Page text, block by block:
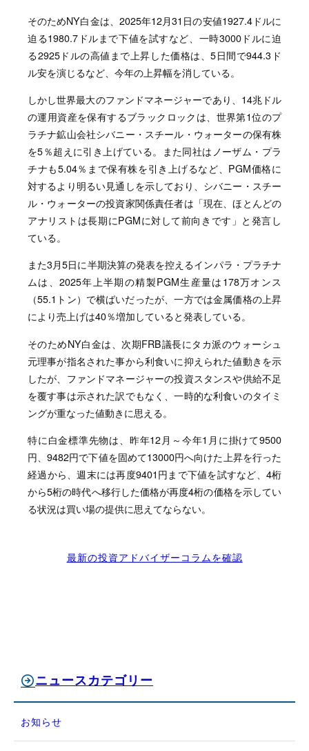
そのためNY白金は、2025年12月31日の安値1927.4ドルに
迫る1980.7ドルまで下値を試すなど、一時3000ドルに迫
る2925ドルの高値まで上昇した価格は、5日間で944.3ド
ル安を演じるなど、今年の上昇幅を消している。
しかし世界最大のファンドマネージャーであり、14兆ドル
の運用資産を保有するブラックロックは、世界第1位のプ
ラチナ鉱山会社シバニー・スチール・ウォーターの保有株
を5％超えに引き上げている。また同社はノーザム・プラ
チナも5.04％まで保有株を引き上げるなど、PGM価格に
対するより明るい見通しを示しており、シバニー・スチー
ル・ウォーターの投資家関係責任者は「現在、ほとんどの
アナリストは長期にPGMに対して前向きです」と発言し
ている。
また3月5日に半期決算の発表を控えるインパラ・プラチナ
ムは、2025年上半期の精製PGM生産量は178万オンス
（55.1トン）で横ばいだったが、一方では金属価格の上昇
により売上げは40％増加していると発表している。
そのためNY白金は、次期FRB議長にタカ派のウォーシュ
元理事が指名された事から利食いに抑えられた値動きを示
したが、ファンドマネージャーの投資スタンスや供給不足
を覆す事は示された訳でもなく、一時的な利食いのタイミ
ングが重なった値動きに思える。
特に白金標準先物は、昨年12月～今年1月に掛けて9500
円、9482円で下値を固めて13000円へ向けた上昇を行った
経過から、週末には再度9401円まで下値を試すなど、4桁
から5桁の時代へ移行した価格が再度4桁の価格を示してい
る状況は買い場の提供に思えてならない。
最新の投資アドバイザーコラムを確認
ニュースカテゴリー
お知らせ